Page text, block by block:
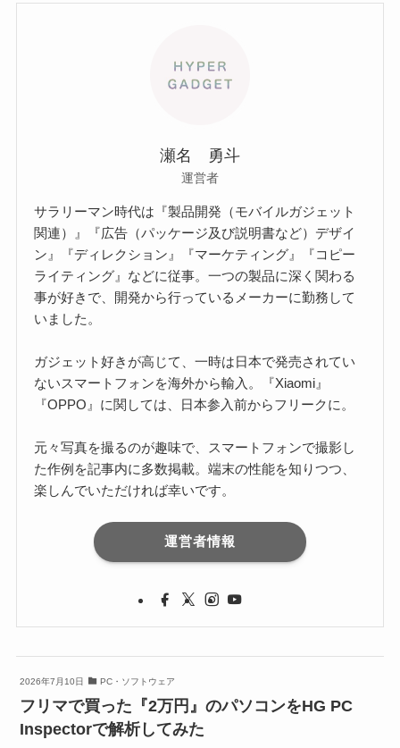
瀬名 勇斗
運営者
サラリーマン時代は『製品開発（モバイルガジェット
関連）』『広告（パッケージ及び説明書など）デザイ
ン』『ディレクション』『マーケティング』『コピー
ライティング』などに従事。一つの製品に深く関わる
事が好きで、開発から行っているメーカーに勤務して
いました。
ガジェット好きが高じて、一時は日本で発売されてい
ないスマートフォンを海外から輸入。『Xiaomi』
『OPPO』に関しては、日本参入前からフリークに。
元々写真を撮るのが趣味で、スマートフォンで撮影し
た作例を記事内に多数掲載。端末の性能を知りつつ、
楽しんでいただければ幸いです。
運営者情報
2026年7月10日 PC・ソフトウェア
フリマで買った『2万円』のパソコンをHG PC
Inspectorで解析してみた